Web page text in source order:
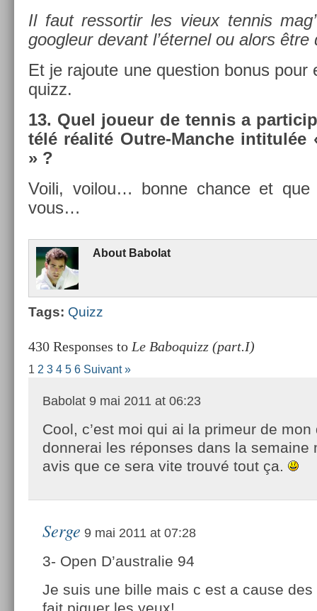
Il faut re­ssor­tir les vieux ten­nis
goog­leur de­vant l’éter­nel ou alors être
Et je rajoute une ques­tion bonus pour
quizz.
13. Quel joueur de ten­nis a
télé réalité Outre-Manche in­titul­ée
» ?
Voili, voilou… bonne chan­ce et
vous…
About Babolat
Tags: Quizz
430 Responses to Le Baboquizz (part.I)
1 2 3 4 5 6 Suivant »
Babolat 9 mai 2011 at 06:23
Cool, c’est moi qui ai la primeur de mon
donnerai les réponses dans la semaine
avis que ce sera vite trouvé tout ça.
Serge 9 mai 2011 at 07:28
3- Open D’australie 94
Je suis une bille mais c est a cause